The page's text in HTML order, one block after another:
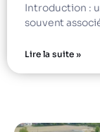
Introduction :
souvent
Lire la suite »